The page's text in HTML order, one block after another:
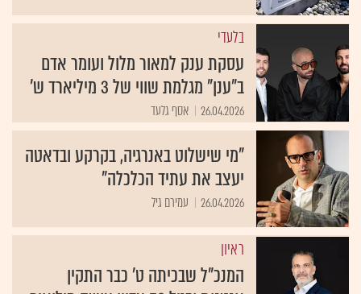
בלעדי
עסקת ענק למאור מלול ועומר אדם
ב"ענן" מגלמת שווי של 3 מיליארד ש'
26.04.2026 אסף גלעד
"מי שישלוט באנרגיה, בקרקע ובדאטה
יעצב את עתיד הכלכלה"
26.04.2026 עמירם גיל
ראיון
המנכ"ל שבכיתה ט' כבר התקין